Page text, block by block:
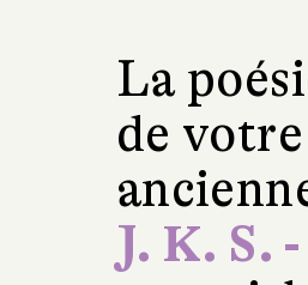
La
de
J. K. S. -